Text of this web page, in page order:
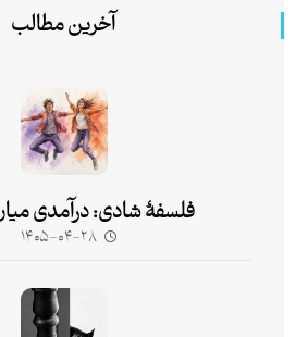
آخرین مطالب
فلسفۀ شادی: درآمدی
۱۴۰۵-۰۴-۲۸